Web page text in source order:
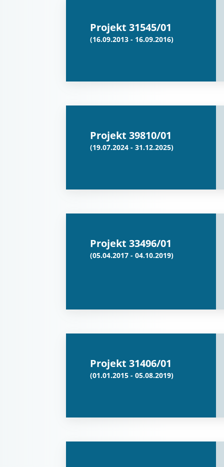
Projekt 31545/01
(16.09.2013 - 16.09.2016)
Projekt 39810/01
(19.07.2024 - 31.12.2025)
Projekt 33496/01
(05.04.2017 - 04.10.2019)
Projekt 31406/01
(01.01.2015 - 05.08.2019)